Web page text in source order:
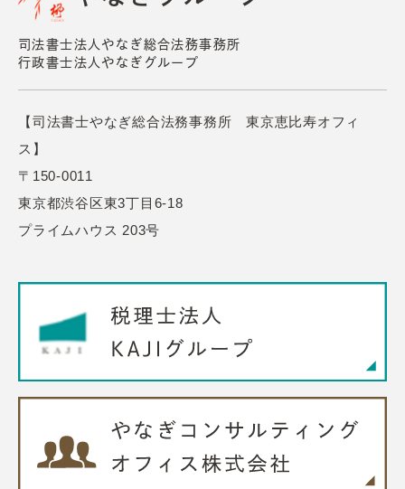
司法書士法人やなぎ総合法務事務所
行政書士法人やなぎグループ
【司法書士やなぎ総合法務事務所 東京恵比寿オフィ
ス】
〒150-0011
東京都渋谷区東3丁目6-18
プライムハウス 203号